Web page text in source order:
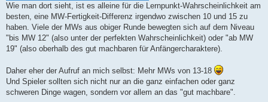
Wie man dort sieht, ist es alleine für die Lernpunkt-Wahrscheinlichkeit am
besten, eine MW-Fertigkeit-Differenz irgendwo zwischen 10 und 15 zu
haben. Viele der MWs aus obiger Runde bewegten sich auf dem Niveau
"bis MW 12" (also unter der perfekten Wahrscheinlichkeit) oder "ab MW
19" (also oberhalb des gut machbaren für Anfängercharaktere).
Daher eher der Aufruf an mich selbst: Mehr MWs von 13-18
Und Spieler sollten sich nicht nur an die ganz einfachen oder ganz
schweren Dinge wagen, sondern vor allem an das "gut machbare".